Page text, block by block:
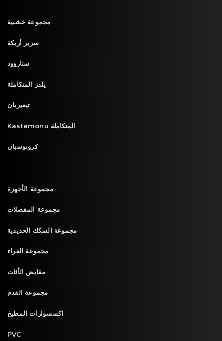
مجموعة خشبية
سرير أريكة
ستاروود
يلدز المتكاملة
تيفيربان
Kastamonu المتكاملة
كرونوسبان
مجموعة الأجهزة
مجموعة المفصلات
مجموعة السكك الحديدية
مجموعة الغراء
مقابض الأثاث
مجموعة القدم
اكسسوارات المطبخ
PVC